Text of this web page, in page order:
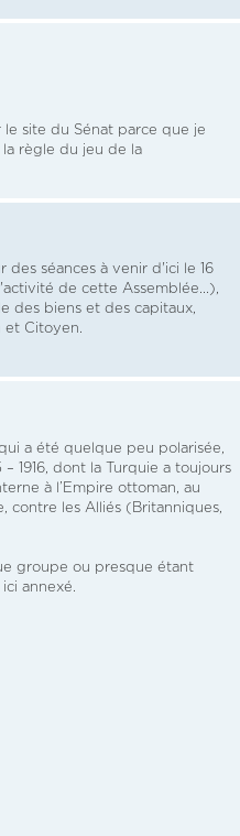
site du Sénat parce que je
règle du jeu de la
séances à venir d'ici le 16
de cette Assemblée...),
des biens et des capitaux,
et Citoyen.
a été quelque peu polarisée,
1916, dont la Turquie a toujours
à l’Empire ottoman, au
contre les Alliés (Britanniques,
groupe ou presque étant
annexé.